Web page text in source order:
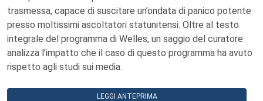
trasmessa, capace di suscitare un’ondata di panico potente
presso moltissimi ascoltatori statunitensi. Oltre al testo
integrale del programma di Welles, un saggio del curatore
analizza l’impatto che il caso di questo programma ha avuto
rispetto agli studi sui media.
LEGGI ANTEPRIMA